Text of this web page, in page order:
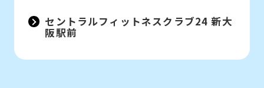
セントラルフィットネスクラブ24 新大
阪駅前